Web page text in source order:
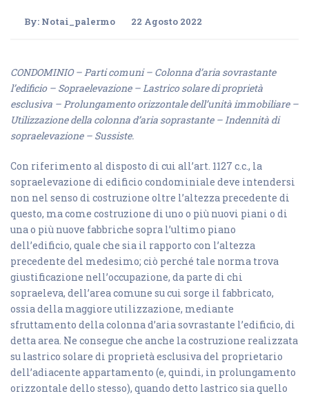
By: Notai_palermo 22 Agosto 2022
CONDOMINIO – Parti comuni – Colonna d’aria sovrastante
l’edificio – Sopraelevazione – Lastrico solare di proprietà
esclusiva – Prolungamento orizzontale dell’unità immobiliare –
Utilizzazione della colonna d’aria soprastante – Indennità di
sopraelevazione – Sussiste.
Con riferimento al disposto di cui all’art. 1127 c.c., la
sopraelevazione di edificio condominiale deve intendersi
non nel senso di costruzione oltre l’altezza precedente di
questo, ma come costruzione di uno o più nuovi piani o di
una o più nuove fabbriche sopra l’ultimo piano
dell’edificio, quale che sia il rapporto con l’altezza
precedente del medesimo; ciò perché tale norma trova
giustificazione nell’occupazione, da parte di chi
sopraeleva, dell’area comune su cui sorge il fabbricato,
ossia della maggiore utilizzazione, mediante
sfruttamento della colonna d’aria sovrastante l’edificio, di
detta area. Ne consegue che anche la costruzione realizzata
su lastrico solare di proprietà esclusiva del proprietario
dell’adiacente appartamento (e, quindi, in prolungamento
orizzontale dello stesso), quando detto lastrico sia quello